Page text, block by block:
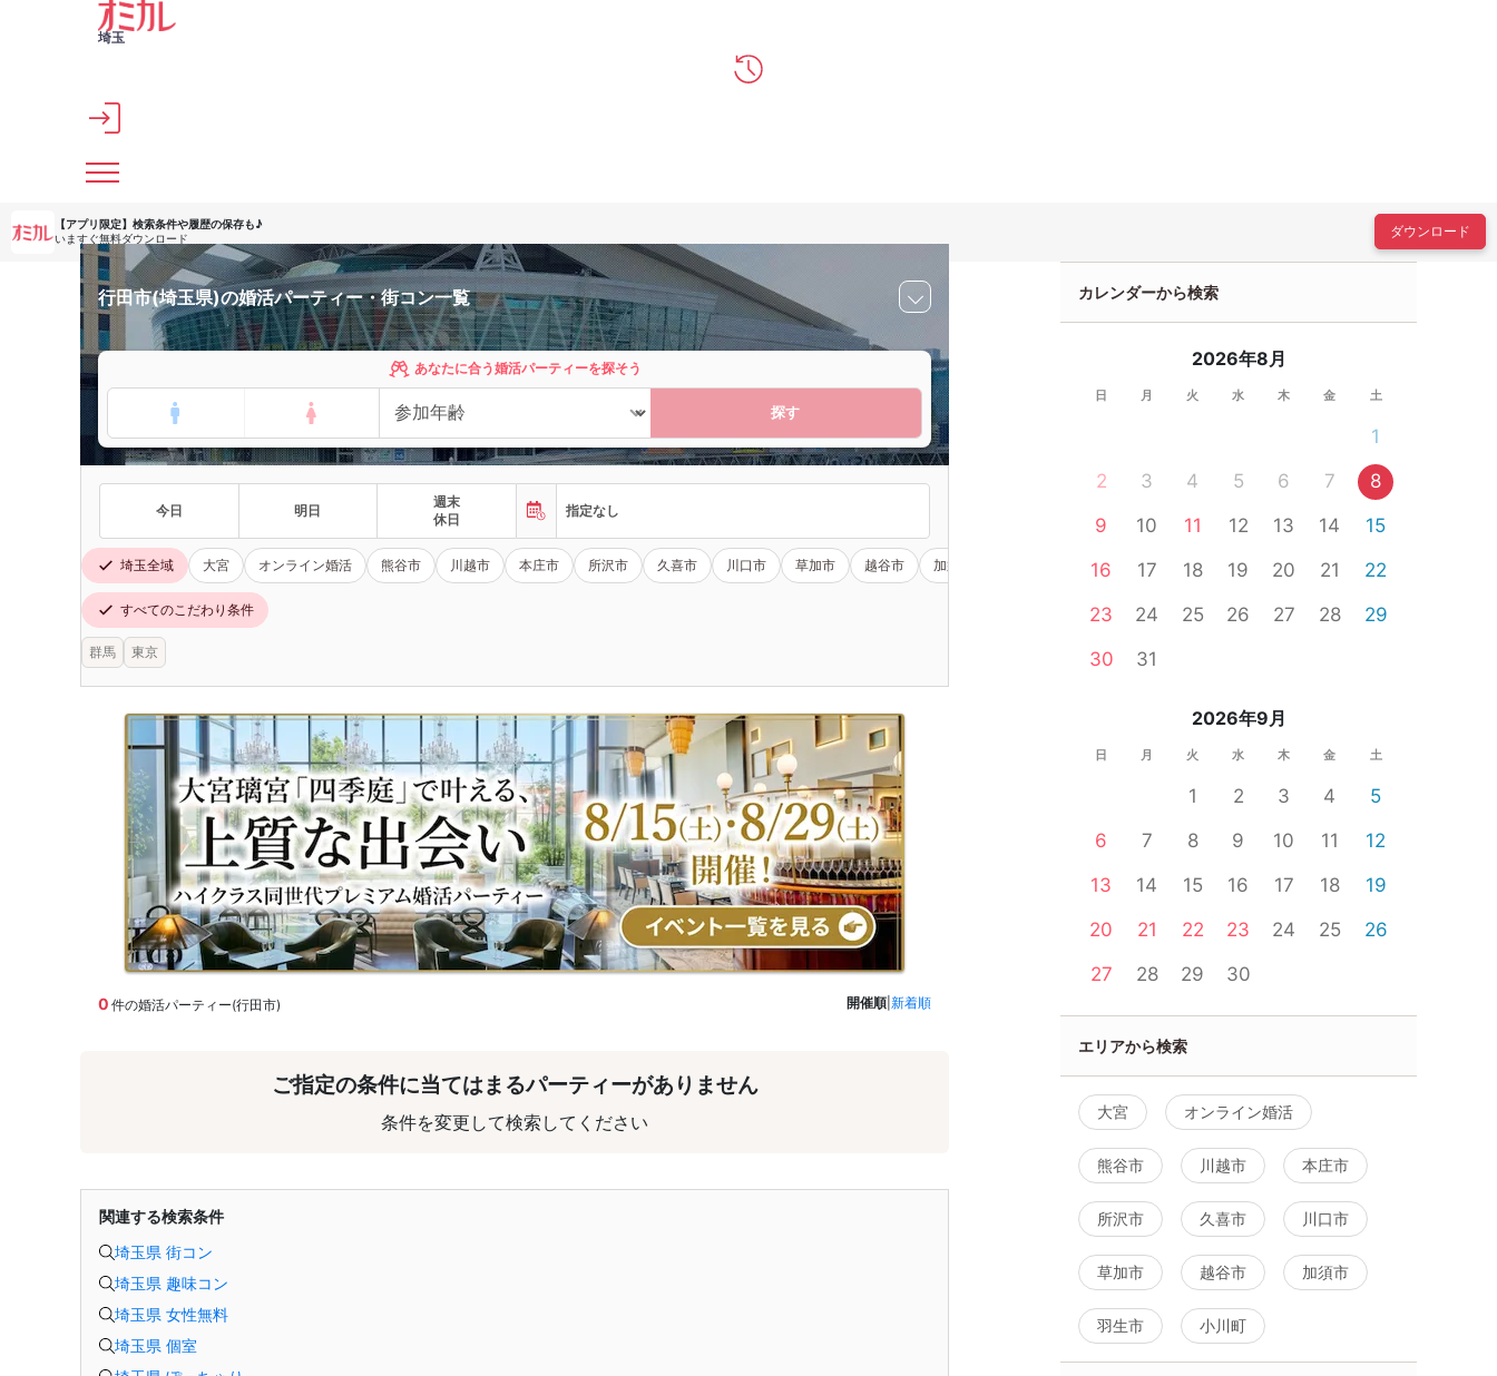
メインコンテンツへスキップ
埼玉
【アプリ限定】 検索条件や履歴の保存も♪
いますぐ無料ダウンロード
ダウンロード
行田市(埼玉県)の婚活パーティー・街コン一覧
あなたに合う婚活パーティーを探そう
探す
今日 明日
週末
休日
指定なし
埼玉全域 大宮 オンライン婚活 熊谷市 川越市 本庄市 所沢市 久喜市 川口市 草加市 越谷市 加須市 小川町
すべてのこだわり条件
群馬 東京
0 件の婚活パーティー(行田市) 開催順 新着順
ご指定の条件に当てはまるパーティーがありません
条件を変更して検索してください
関連する検索条件
埼玉県 街コン
埼玉県 趣味コン
埼玉県 女性無料
埼玉県 個室
カレンダーから検索
2026年8月
日 月 火 水 木 金 土
1
2
3 4 5 6 7
8
9
10 11 12 13 14
15
16
17 18 19 20 21
22
23
24 25 26 27 28
29
30
31
2026年9月
日 月 火 水 木 金 土
1 2 3 4
5
6
7 8 9 10 11
12
13
14 15 16 17 18
19
20
21 22 23 24 25
26
27
28 29 30
エリアから検索
大宮 オンライン婚活
熊谷市 川越市 本庄市
所沢市 久喜市 川口市
草加市 越谷市 加須市
羽生市 小川町